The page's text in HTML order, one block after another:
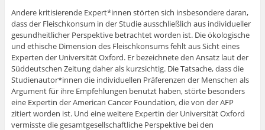
Andere kritisierende Expert*innen störten sich insbesondere daran,
dass der Fleischkonsum in der Studie ausschließlich aus individueller
gesundheitlicher Perspektive betrachtet worden ist. Die ökologische
und ethische Dimension des Fleischkonsums fehlt aus Sicht eines
Experten der Universität Oxford. Er bezeichnete den Ansatz laut der
Süddeutschen Zeitung daher als kurzsichtig. Die Tatsache, dass die
Studienautor*innen die individuellen Präferenzen der Menschen als
Argument für ihre Empfehlungen benutzt haben, störte besonders
eine Expertin der American Cancer Foundation, die von der AFP
zitiert worden ist. Und eine weitere Expertin der Universität Oxford
vermisste die gesamtgesellschaftliche Perspektive bei den